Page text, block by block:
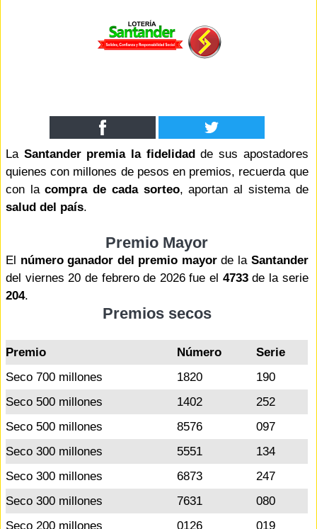
La Santander premia la fidelidadde sus apostadores
quienes con millones de pesos en premios, recuerda que
con lacompra de cada sorteo, aportan al sistema de
salud del país.
Premio Mayor
El número ganador del premio mayorde la Santander
del viernes 20 de febrero de 2026 fue el 4733de la serie
204.
Premios secos
Premio Número
Serie
Seco 700 millones
1820
190
Seco 500 millones
1402
252
Seco 500 millones
8576
097
Seco 300 millones
5551
134
Seco 300 millones
6873
247
Seco 300 millones
7631
080
Seco 200 millones
0126
019